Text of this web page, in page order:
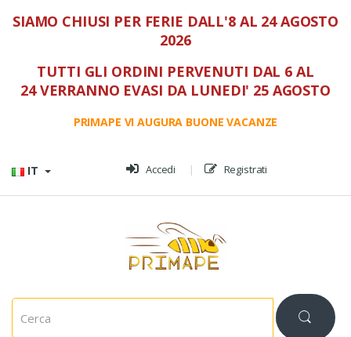
SIAMO CHIUSI PER FERIE DALL'8 AL 24 AGOSTO
2026
TUTTI GLI ORDINI PERVENUTI DAL 6 AL
24 VERRANNO EVASI DA LUNEDI' 25 AGOSTO
PRIMAPE VI AUGURA BUONE VACANZE
IT
Accedi Registrati
C